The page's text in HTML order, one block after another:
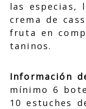
las especias,
crema de
fruta en
taninos.
Información
mínimo 6
10 estuches